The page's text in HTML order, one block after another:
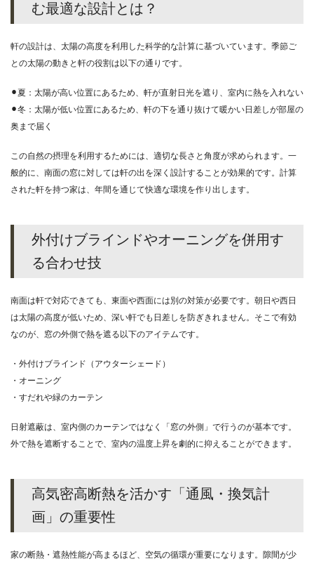
む最適な設計とは？
軒の設計は、太陽の高度を利用した科学的な計算に基づいています。季節ご
との太陽の動きと軒の役割は以下の通りです。
⚫︎夏：太陽が高い位置にあるため、軒が直射日光を遮り、室内に熱を入れない
⚫︎冬：太陽が低い位置にあるため、軒の下を通り抜けて暖かい日差しが部屋の
奥まで届く
この自然の摂理を利用するためには、適切な長さと角度が求められます。一
般的に、南面の窓に対しては軒の出を深く設計することが効果的です。計算
された軒を持つ家は、年間を通じて快適な環境を作り出します。
外付けブラインドやオーニングを併用す
る合わせ技
南面は軒で対応できても、東面や西面には別の対策が必要です。朝日や西日
は太陽の高度が低いため、深い軒でも日差しを防ぎきれません。そこで有効
なのが、窓の外側で熱を遮る以下のアイテムです。
・外付けブラインド（アウターシェード）
・オーニング
・すだれや緑のカーテン
日射遮蔽は、室内側のカーテンではなく「窓の外側」で行うのが基本です。
外で熱を遮断することで、室内の温度上昇を劇的に抑えることができます。
高気密高断熱を活かす「通風・換気計
画」の重要性
家の断熱・遮熱性能が高まるほど、空気の循環が重要になります。隙間が少